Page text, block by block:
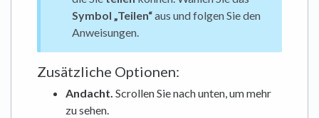
Symbol „Teilen“aus und folgen Sie den
Anweisungen.
Zusätzliche Optionen:
Andacht. Scrollen Sie nach unten, um mehr
zu sehen.